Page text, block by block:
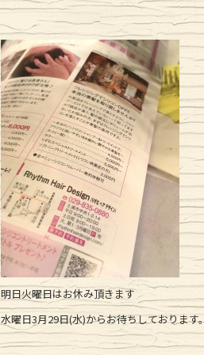
明日火曜日はお休み頂きます
水曜日3月29日(水)からお待ちしております